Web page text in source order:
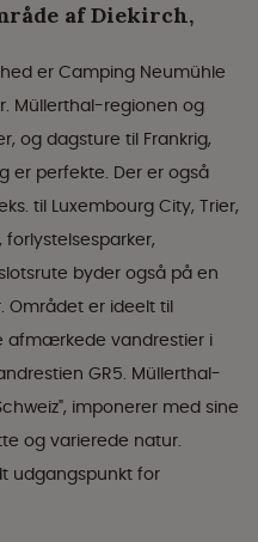
af Diekirch,
er Camping Neumühle
Müllerthal-regionen og
og dagsture til Frankrig,
er perfekte. Der er også
til Luxembourg City, Trier,
byder også på en
Området er ideelt til
afmærkede vandrestier i
GR5. Müllerthal-
imponerer med sine
og varierede natur.
udgangspunkt for